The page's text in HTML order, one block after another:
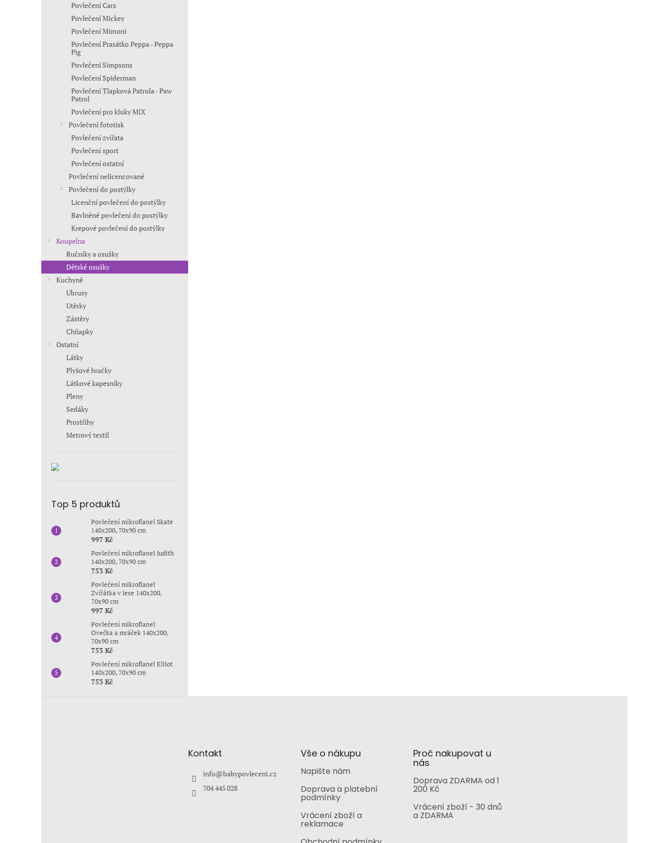
Povlečení Cars
Povlečení Mickey
Povlečení Mimoni
Povlečení Prasátko Peppa - Peppa
Pig
Povlečení Simpsons
Povlečení Spiderman
Povlečení Tlapková Patrola - Paw
Patrol
Povlečení pro kluky MIX
Povlečení fototisk
Povlečení zvířata
Povlečení sport
Povlečení ostatní
Povlečení nelicencované
Povlečení do postýlky
Licenční povlečení do postýlky
Bavlněné povlečení do postýlky
Krepové povlečení do postýlky
Koupelna
Ručníky a osušky
Dětské osušky
Kuchyně
Ubrusy
Utěrky
Zástěry
Chňapky
Ostatní
Látky
Plyšové hračky
Látkové kapesníky
Pleny
Sedáky
Prostřihy
Metrový textil
Top 5 produktů
Povlečení mikroflanel Skate
140x200, 70x90 cm
997 Kč
Povlečení mikroflanel Judith
140x200, 70x90 cm
753 Kč
Povlečení mikroflanel
Zvířátka v lese 140x200,
70x90 cm
997 Kč
Povlečení mikroflanel
Ovečka a mráček 140x200,
70x90 cm
753 Kč
Povlečení mikroflanel Elliot
140x200, 70x90 cm
753 Kč
Kontakt
info@babypovleceni.cz
704 445 028
Vše o nákupu
Napište nám
Doprava a platební
podmínky
Vrácení zboží a
reklamace
Proč nakupovat u
nás
Doprava ZDARMA od 1
200 Kč
Vrácení zboží - 30 dnů
a ZDARMA